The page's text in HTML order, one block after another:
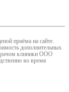
приёма на сайте.
дополнительных
клиники ООО
во время